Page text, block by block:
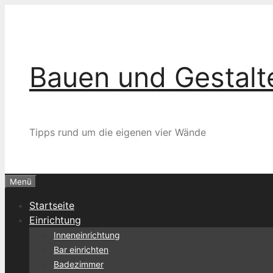
Bauen und
Tipps rund um die eigenen vier Wände
Menü
Startseite
Einrichtung
Inneneinrichtung
Bar einrichten
Badezimmer